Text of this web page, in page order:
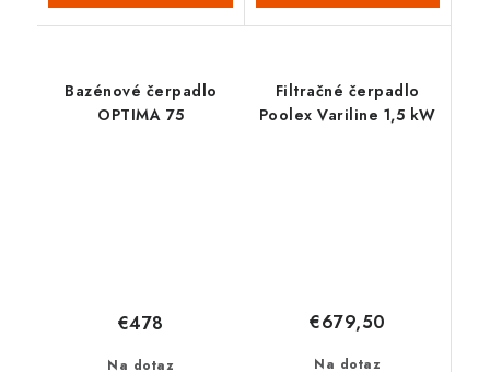
Bazénové čerpadlo
OPTIMA 75
Na dotaz
€478
Filtračné čerpadlo
Poolex Variline 1,5 kW
Na dotaz
€679,50